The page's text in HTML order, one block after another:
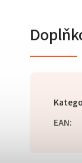
EAN: